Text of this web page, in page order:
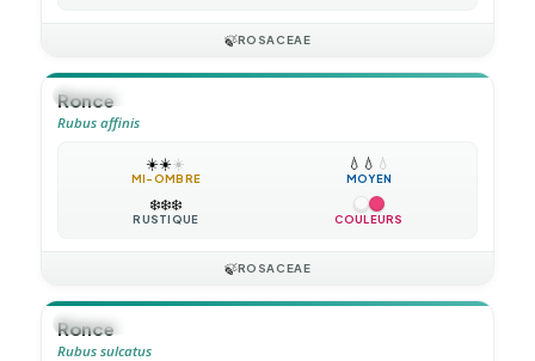
🍃ROSACEAE
🪴VIVACE
Ronce
Rubus affinis
☀️☀️☀️
MI-OMBRE
💧 💧 💧
MOYEN
❄️❄️❄️
RUSTIQUE COULEURS
🍃ROSACEAE
🪴VIVACE
Ronce
Rubus sulcatus